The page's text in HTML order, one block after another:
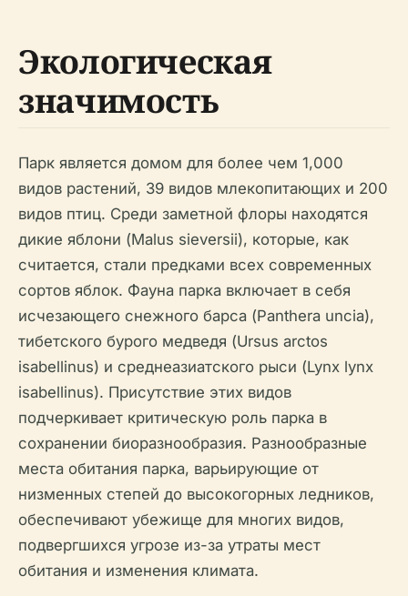
Экологическая
значимость
Парк является домом для более чем 1,000
видов растений, 39 видов млекопитающих и 200
видов птиц. Среди заметной флоры находятся
дикие яблони (Malus sieversii), которые, как
считается, стали предками всех современных
сортов яблок. Фауна парка включает в себя
исчезающего снежного барса (Panthera uncia),
тибетского бурого медведя (Ursus arctos
isabellinus) и среднеазиатского рыси (Lynx lynx
isabellinus). Присутствие этих видов
подчеркивает критическую роль парка в
сохранении биоразнообразия. Разнообразные
места обитания парка, варьирующие от
низменных степей до высокогорных ледников,
обеспечивают убежище для многих видов,
подвергшихся угрозе из-за утраты мест
обитания и изменения климата.